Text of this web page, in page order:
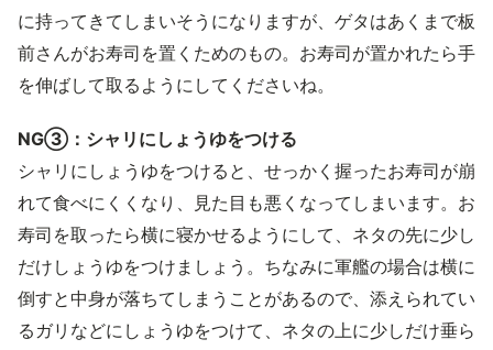
に持ってきてしまいそうになりますが、ゲタはあくまで板
前さんがお寿司を置くためのもの。お寿司が置かれたら手
を伸ばして取るようにしてくださいね。
NG③：シャリにしょうゆをつける
シャリにしょうゆをつけると、せっかく握ったお寿司が崩
れて食べにくくなり、見た目も悪くなってしまいます。お
寿司を取ったら横に寝かせるようにして、ネタの先に少し
だけしょうゆをつけましょう。ちなみに軍艦の場合は横に
倒すと中身が落ちてしまうことがあるので、添えられてい
るガリなどにしょうゆをつけて、ネタの上に少しだけ垂ら